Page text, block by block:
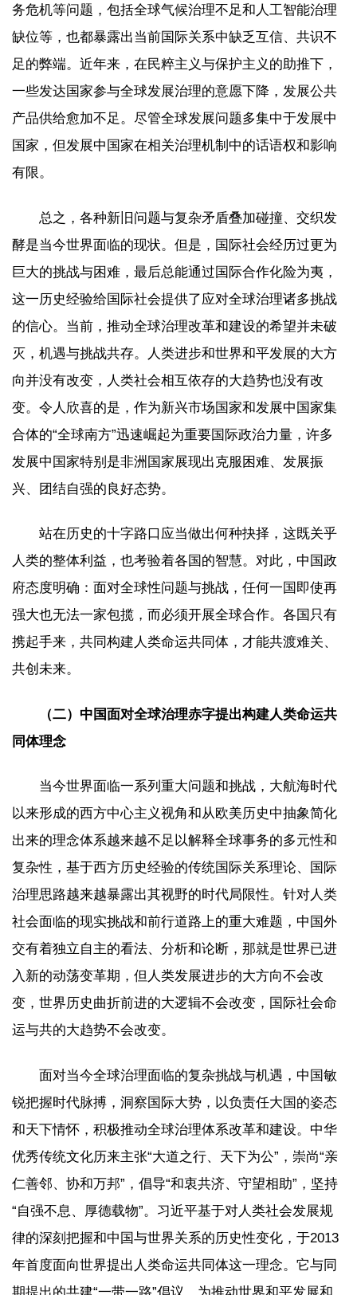
务危机等问题，包括全球气候治理不足和人工智能治理
缺位等，也都暴露出当前国际关系中缺乏互信、共识不
足的弊端。近年来，在民粹主义与保护主义的助推下，
一些发达国家参与全球发展治理的意愿下降，发展公共
产品供给愈加不足。尽管全球发展问题多集中于发展中
国家，但发展中国家在相关治理机制中的话语权和影响
有限。
总之，各种新旧问题与复杂矛盾叠加碰撞、交织发
酵是当今世界面临的现状。但是，国际社会经历过更为
巨大的挑战与困难，最后总能通过国际合作化险为夷，
这一历史经验给国际社会提供了应对全球治理诸多挑战
的信心。当前，推动全球治理改革和建设的希望并未破
灭，机遇与挑战共存。人类进步和世界和平发展的大方
向并没有改变，人类社会相互依存的大趋势也没有改
变。令人欣喜的是，作为新兴市场国家和发展中国家集
合体的“全球南方”迅速崛起为重要国际政治力量，许多
发展中国家特别是非洲国家展现出克服困难、发展振
兴、团结自强的良好态势。
站在历史的十字路口应当做出何种抉择，这既关乎
人类的整体利益，也考验着各国的智慧。对此，中国政
府态度明确：面对全球性问题与挑战，任何一国即使再
强大也无法一家包揽，而必须开展全球合作。各国只有
携起手来，共同构建人类命运共同体，才能共渡难关、
共创未来。
（二）中国面对全球治理赤字提出构建人类命运共
同体理念
当今世界面临一系列重大问题和挑战，大航海时代
以来形成的西方中心主义视角和从欧美历史中抽象简化
出来的理念体系越来越不足以解释全球事务的多元性和
复杂性，基于西方历史经验的传统国际关系理论、国际
治理思路越来越暴露出其视野的时代局限性。针对人类
社会面临的现实挑战和前行道路上的重大难题，中国外
交有着独立自主的看法、分析和论断，那就是世界已进
入新的动荡变革期，但人类发展进步的大方向不会改
变，世界历史曲折前进的大逻辑不会改变，国际社会命
运与共的大趋势不会改变。
面对当今全球治理面临的复杂挑战与机遇，中国敏
锐把握时代脉搏，洞察国际大势，以负责任大国的姿态
和天下情怀，积极推动全球治理体系改革和建设。中华
优秀传统文化历来主张“大道之行、天下为公”，崇尚“亲
仁善邻、协和万邦”，倡导“和衷共济、守望相助”，坚持
“自强不息、厚德载物”。习近平基于对人类社会发展规
律的深刻把握和中国与世界关系的历史性变化，于2013
年首度面向世界提出人类命运共同体这一理念。它与同
期提出的共建“一带一路”倡议，为推动世界和平发展和